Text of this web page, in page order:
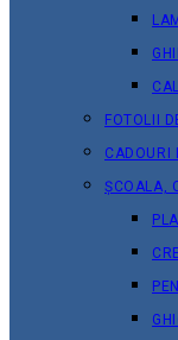
FOTOLII
CADOURI
ȘCOALA,